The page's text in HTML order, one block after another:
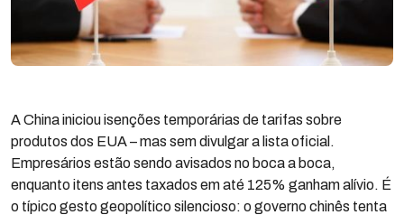
A China iniciou isenções temporárias de tarifas sobre
produtos dos EUA – mas sem divulgar a lista oficial.
Empresários estão sendo avisados no boca a boca,
enquanto itens antes taxados em até 125% ganham alívio. É
o típico gesto geopolítico silencioso: o governo chinês tenta